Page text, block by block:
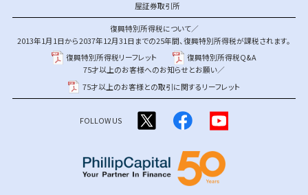
屋証券取引所
復興特別所得税について／
2013年1月1日から2037年12月31日までの25年間、復興特別所得税が課税されます。
復興特別所得税リーフレット
復興特別所得税Q&A
75才以上のお客様へのお知らせとお願い／
75才以上のお客様との取引に関するリーフレット
FOLLOW US